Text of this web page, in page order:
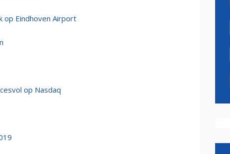
op Eindhoven Airport
op Nasdaq